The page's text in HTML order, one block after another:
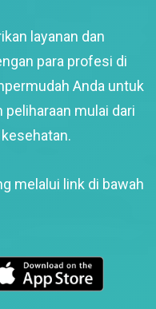
layanan dan
para profesi di
Anda untuk
mulai dari
melalui link di bawah